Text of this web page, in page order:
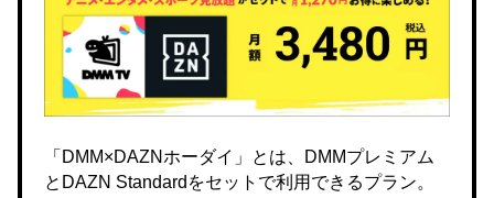
「DMM×DAZNホーダイ」とは、DMMプレミアム
とDAZN Standardをセットで利用できるプラン。